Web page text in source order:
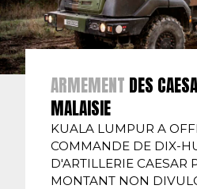
ARMEMENT DES
MALAISIE
KUALA LUMPUR A
COMMANDE DE DIX-
D'ARTILLERIE CAESAR
MONTANT NON